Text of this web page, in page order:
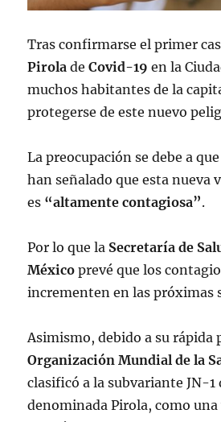
Tras confirmarse el primer
Pirola deCovid-19 en la
muchos habitantes de la
protegerse de este nuevo
La preocupación se debe a
han señalado que esta nueva
es “altamente contagiosa”.
Por lo que la Secretaría de
México prevé que los
incrementen en las próximas
Asimismo, debido a su rápida
Organización Mundial de la
clasificó a la subvariante JN-1
denominada Pirola, como una